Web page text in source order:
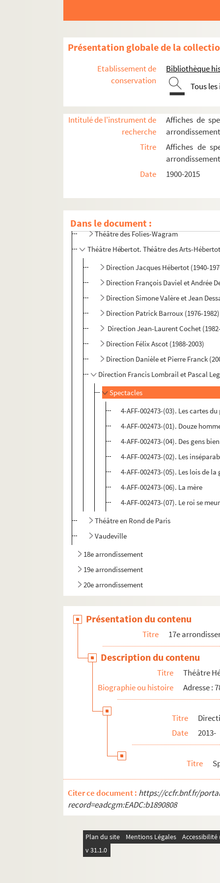
Présentation globale de la
Etablissement de
conservation
Bibliothèque
Tous
Intitulé de l'instrument de
recherche
Affiches de
Titre
Affiches de
Date
1900-2015
Dans le document :
Église protestante unie de l'Étoile
L'Européen
Interclub 17
Palais des Congrès
Salle du Chalet
Salle des fêtes de la mairie du 17e
Salle Wagram
Studio Hébertot. Petit Hébertot
Théâtre des Arts
Théâtre de l'Etoile
Théâtre des Folies-Wagram
Théâtre Hébertot. Théâtre des Arts-
Direction Jacques Hébertot (1940-
Direction François Daviel et Andrée
Direction Simone Valère et Jean
Direction Patrick Barroux (1976-1982)
Direction Jean-Laurent Cochet
Direction Félix Ascot (1988-2003)
Direction Danièle et Pierre Franck
Direction Francis Lombrail et Pascal
Spectacles
4-AFF-002473-(03). Les cartes
4-AFF-002473-(01). Douze
4-AFF-002473-(04). Des gens bien
4-AFF-002473-(02). Les
4-AFF-002473-(05). Les lois de
4-AFF-002473-(06). La mère
4-AFF-002473-(07). Le roi se
Théâtre en Rond de Paris
Vaudeville
18e arrondissement
19e arrondissement
20e arrondissement
Présentation du contenu
Titre 17e
Description du contenu
Titre
Théâtre
Biographie ou histoire
Adresse :
Titre
Date
2013-
Titre
Citer ce document : https://ccfr.bnf.fr/
record=eadcgm:EADC:b1890808
Plan du site Mentions Légales
v 31.1.0